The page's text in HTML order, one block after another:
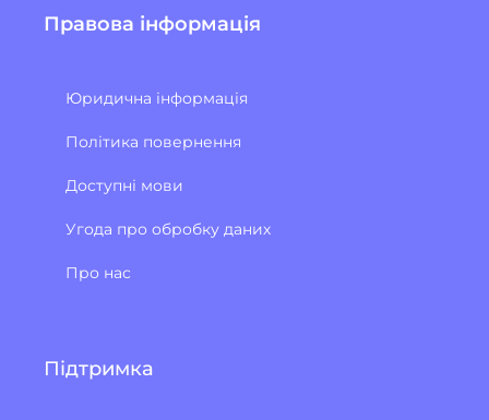
Правова інформація
Юридична інформація
Політика повернення
Доступні мови
Угода про обробку даних
Про нас
Підтримка